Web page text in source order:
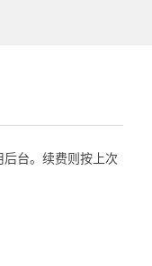
台。续费则按上次